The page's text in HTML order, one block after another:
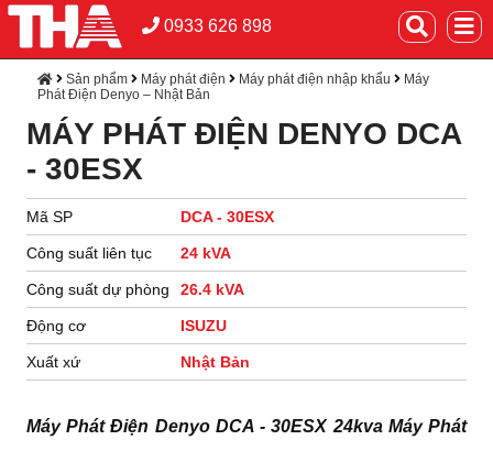
0933 626 898
Sản phẩm Máy phát điện Máy phát điện nhập khẩu
Máy
Phát Điện Denyo – Nhật Bản
MÁY PHÁT ĐIỆN DENYO DCA
- 30ESX
Mã SP DCA - 30ESX
Công suất liên tục 24 kVA
Công suất dự phòng 26.4 kVA
Động cơ ISUZU
Xuất xứ Nhật Bản
Máy Phát Điện Denyo DCA - 30ESX 24kva Máy Phát